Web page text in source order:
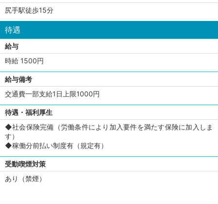
尻手駅徒歩15分
待遇
給与
時給 1500円
給与備考
交通費一部支給1日上限1000円
待遇・福利厚生
◆社会保険完備（労働条件により加入要件を満たす保険に加入しま
す）
◆稼働分前払い制度有（規定有）
受動喫煙対策
あり（禁煙）